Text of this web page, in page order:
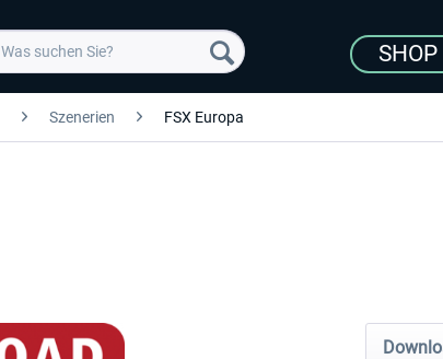
SHOP
Szenerien FSX Europa